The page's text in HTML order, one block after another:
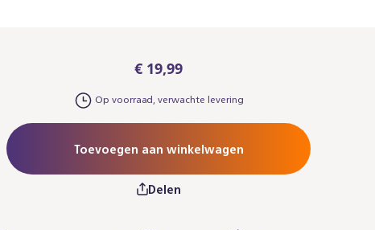
€ 19,99
Op voorraad, verwachte levering
Toevoegen aan winkelwagen
Delen